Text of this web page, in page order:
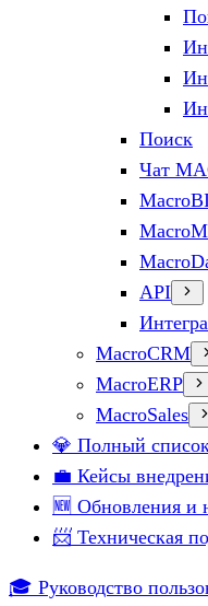
Поиск
Чат
API
MacroCRM
MacroERP
MacroSales
💎 Полный
💼 Кейсы
🆕 Обновления и
📨 Техническая
🎓 Руководство